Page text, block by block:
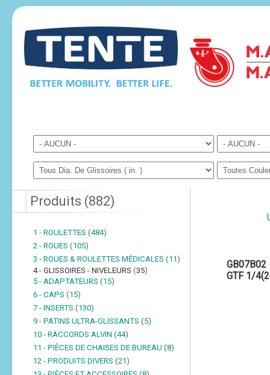
Produits (882)
1 - ROULETTES (484)
2 - ROUES (105)
3 - ROUES & ROULETTES MÉDICALES (11)
4 - GLISSOIRES - NIVELEURS (35)
5 - ADAPTATEURS (15)
6 - CAPS (15)
7 - INSERTS (130)
9 - PATINS ULTRA-GLISSANTS (5)
10 - RACCORDS ALVIN (44)
11 - PIÈCES DE CHAISES DE BUREAU (8)
12 - PRODUITS DIVERS (21)
GB07B02
GTF 1/